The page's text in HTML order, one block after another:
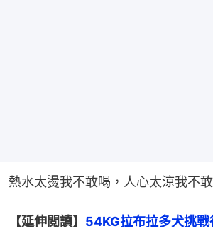
熱水太燙我不敢喝，人心太涼我不敢
【延伸閲讀】 54KG拉布拉多犬挑